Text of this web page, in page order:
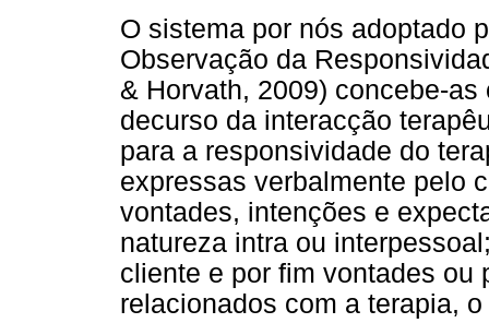
O sistema por nós adoptado
Observação da
& Horvath, 2009) concebe-
decurso da interacção
para a responsividade do
expressas verbalmente pelo
vontades, intenções e
natureza intra ou
cliente e por fim vontades ou
relacionados com a terapia,